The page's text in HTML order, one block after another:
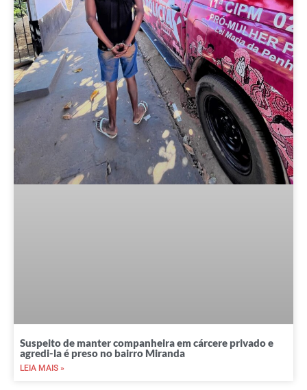
Suspeito de manter companheira em cárcere privado e
agredi-la é preso no bairro Miranda
LEIA MAIS »